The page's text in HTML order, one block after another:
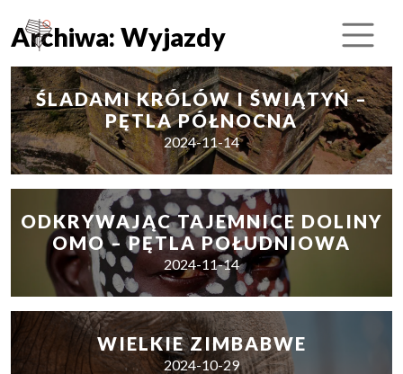
Archiwa: Wyjazdy
ŚLADAMI KRÓLÓW I ŚWIĄTYŃ –
PĘTLA PÓŁNOCNA
2024-11-14
ODKRYWAJĄC TAJEMNICE DOLINY
OMO – PĘTLA POŁUDNIOWA
2024-11-14
WIELKIE ZIMBABWE
2024-10-29